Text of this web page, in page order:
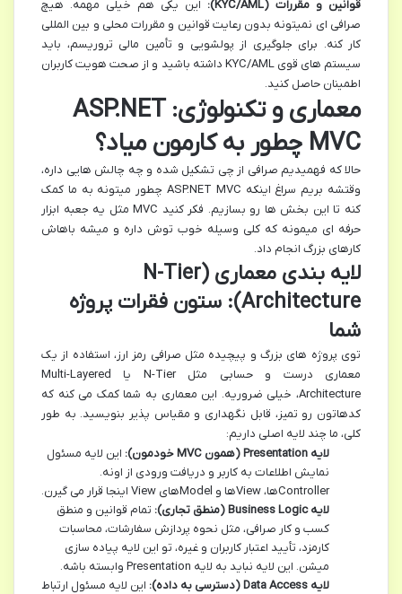
قوانین و مقررات (KYC/AML):
این یکی هم خیلی مهمه. هیچ
صرافی ای نمیتونه بدون رعایت قوانین و مقررات محلی و بین المللی
کار کنه. برای جلوگیری از پولشویی و تأمین مالی تروریسم، باید
سیستم های قوی KYC/AML داشته باشید و از صحت هویت کاربران
اطمینان حاصل کنید.
معماری و تکنولوژی: ASP.NET
MVC چطور به کارمون میاد؟
حالا که فهمیدیم صرافی از چی تشکیل شده و چه چالش هایی داره،
وقتشه بریم سراغ اینکه ASP.NET MVC چطور میتونه به ما کمک
کنه تا این بخش ها رو بسازیم. فکر کنید MVC مثل یه جعبه ابزار
حرفه ای میمونه که کلی وسیله خوب توش داره و میشه باهاش
کارهای بزرگ انجام داد.
لایه بندی معماری (N-Tier
Architecture): ستون فقرات پروژه
شما
توی پروژه های بزرگ و پیچیده مثل صرافی رمز ارز، استفاده از یک
معماری درست و حسابی مثل N-Tier یا Multi-Layered
Architecture، خیلی ضروریه. این معماری به شما کمک می کنه که
کدهاتون رو تمیز، قابل نگهداری و مقیاس پذیر بنویسید. به طور
کلی، ما چند لایه اصلی داریم:
لایه Presentation (همون MVC خودمون):
این لایه مسئول
نمایش اطلاعات به کاربر و دریافت ورودی از اونه.
Controllerها، Viewها و Modelهای View اینجا قرار می گیرن.
لایه Business Logic (منطق تجاری):
تمام قوانین و منطق
کسب و کار صرافی، مثل نحوه پردازش سفارشات، محاسبات
کارمزد، تأیید اعتبار کاربران و غیره، تو این لایه پیاده سازی
میشن. این لایه نباید به لایه Presentation وابسته باشه.
لایه Data Access (دسترسی به داده):
این لایه مسئول ارتباط